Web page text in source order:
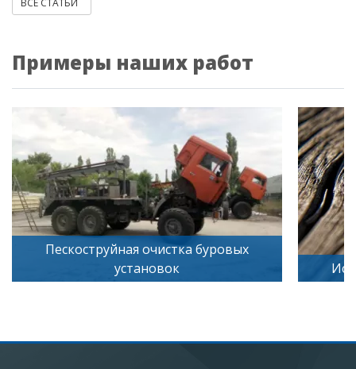
Примеры наших работ
Искусственное старение дерева